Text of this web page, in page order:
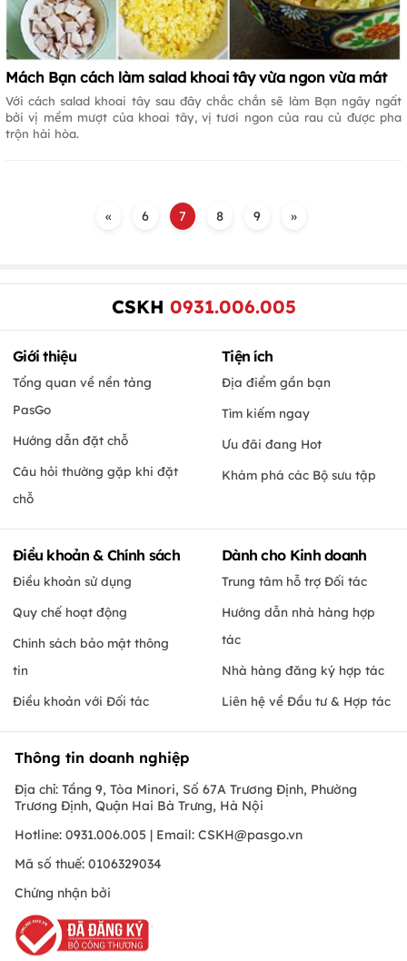
Mách Bạn cách làm salad khoai tây vừa ngon vừa mát
Với cách salad khoai tây sau đây chắc chắn sẽ làm Bạn ngây ngất
bởi vị mềm mượt của khoai tây, vị tươi ngon của rau củ được pha
trộn hài hòa.
« 6 7 8 9 »
CSKH 0931.006.005
Giới thiệu
Tổng quan về nền tảng
PasGo
Hướng dẫn đặt chỗ
Câu hỏi thường gặp khi đặt
chỗ
Tiện ích
Địa điểm gần bạn
Tìm kiếm ngay
Ưu đãi đang Hot
Khám phá các Bộ sưu tập
Điều khoản & Chính sách
Điều khoản sử dụng
Quy chế hoạt động
Chính sách bảo mật thông
tin
Điều khoản với Đối tác
Dành cho Kinh doanh
Trung tâm hỗ trợ Đối tác
Hướng dẫn nhà hàng hợp
tác
Nhà hàng đăng ký hợp tác
Liên hệ về Đầu tư & Hợp tác
Thông tin doanh nghiệp
Địa chỉ: Tầng 9, Tòa Minori, Số 67A Trương Định, Phường
Trương Định, Quận Hai Bà Trưng, Hà Nội
Hotline: 0931.006.005 | Email: CSKH@pasgo.vn
Mã số thuế: 0106329034
Chứng nhận bởi